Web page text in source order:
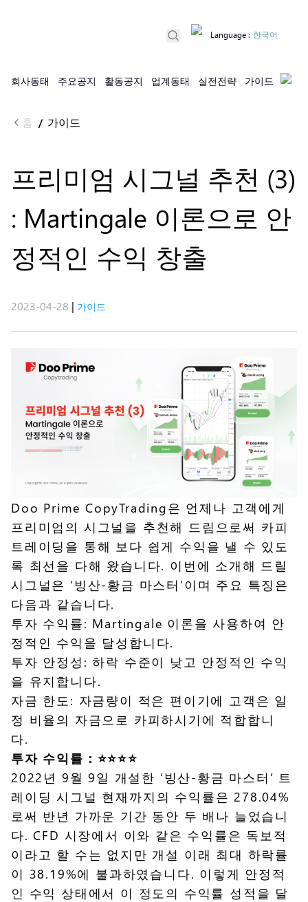
회사동태 주요공지 활동공지 업계동태 실전전략 가이드
Language : 한국어
홈 / 가이드
프리미엄 시그널 추천 (3)
: Martingale 이론으로 안
정적인 수익 창출
2023-04-28 | 가이드
Doo Prime CopyTrading은 언제나 고객에게
프리미엄의 시그널을 추천해 드림으로써 카피
트레이딩을 통해 보다 쉽게 수익을 낼 수 있도
록 최선을 다해 왔습니다. 이번에 소개해 드릴
시그널은 ‘빙산-황금 마스터’이며 주요 특징은
다음과 같습니다.
투자 수익률: Martingale 이론을 사용하여 안
정적인 수익을 달성합니다.
투자 안정성: 하락 수준이 낮고 안정적인 수익
을 유지합니다.
자금 한도: 자금량이 적은 편이기에 고객은 일
정 비율의 자금으로 카피하시기에 적합합니
다.
투자 수익률：⭐️⭐️⭐️⭐️
2022년 9월 9일 개설한 ‘빙산-황금 마스터’ 트
레이딩 시그널 현재까지의 수익률은 278.04%
로써 반년 가까운 기간 동안 두 배나 늘었습니
다. CFD 시장에서 이와 같은 수익률은 독보적
이라고 할 수는 없지만 개설 이래 최대 하락률
이 38.19%에 불과하였습니다. 이렇게 안정적
인 수익 상태에서 이 정도의 수익률 성적을 달